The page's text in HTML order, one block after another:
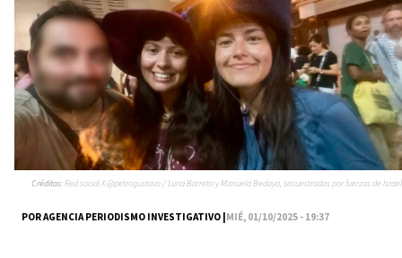
POR AGENCIA PERIODISMO INVESTIGATIVO |MIÉ, 01/10/2025 - 19:37
Créditos:Red social X @petrogustavo / Luna Barreto y Manuela Bedoya, secuestradas por fuerzas de Israel